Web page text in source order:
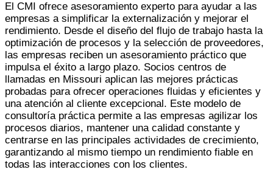
El CMI ofrece asesoramiento experto para ayudar a las
empresas a simplificar la externalización y mejorar el
rendimiento. Desde el diseño del flujo de trabajo hasta la
optimización de procesos y la selección de proveedores,
las empresas reciben un asesoramiento práctico que
impulsa el éxito a largo plazo. Socios centros de
llamadas en Missouri aplican las mejores prácticas
probadas para ofrecer operaciones fluidas y eficientes y
una atención al cliente excepcional. Este modelo de
consultoría práctica permite a las empresas agilizar los
procesos diarios, mantener una calidad constante y
centrarse en las principales actividades de crecimiento,
garantizando al mismo tiempo un rendimiento fiable en
todas las interacciones con los clientes.